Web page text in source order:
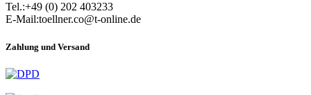
Tel.:+49 (0) 202 403233
E-Mail:toellner.co@t-online.de
Zahlung und Versand